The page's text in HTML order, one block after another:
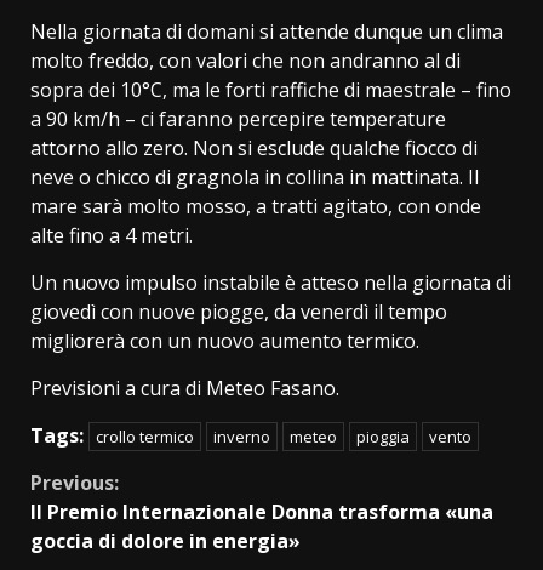
Nella giornata di domani si attende dunque un clima
molto freddo, con valori che non andranno al di
sopra dei 10°C, ma le forti raffiche di maestrale – fino
a 90 km/h – ci faranno percepire temperature
attorno allo zero. Non si esclude qualche fiocco di
neve o chicco di gragnola in collina in mattinata. Il
mare sarà molto mosso, a tratti agitato, con onde
alte fino a 4 metri.
Un nuovo impulso instabile è atteso nella giornata di
giovedì con nuove piogge, da venerdì il tempo
migliorerà con un nuovo aumento termico.
Previsioni a cura di Meteo Fasano.
Tags: crollo termico inverno meteo pioggia vento
Continue
Reading
Previous:
Il Premio Internazionale Donna trasforma «una
goccia di dolore in energia»